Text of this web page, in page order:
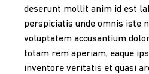
deserunt mollit anim id est
perspiciatis unde omnis iste
voluptatem accusantium
totam rem aperiam, eaque
inventore veritatis et quasi